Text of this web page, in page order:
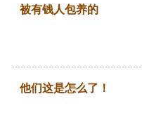
被有钱人包养的
他们这是怎么了！